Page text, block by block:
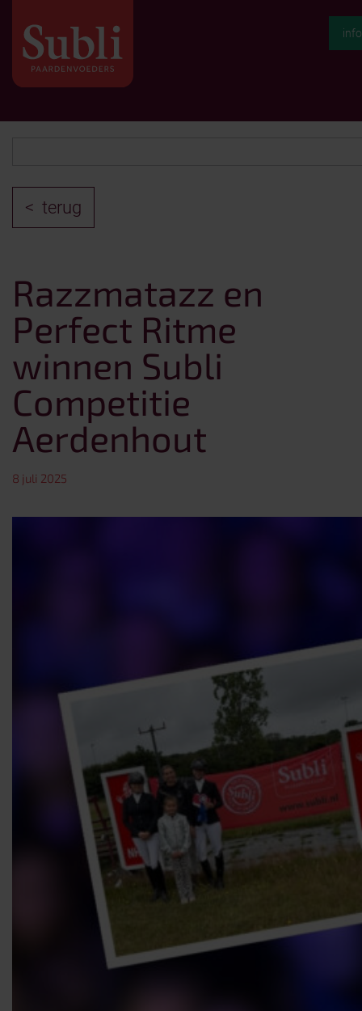
terug
Razzmatazz en
Perfect Ritme
winnen Subli
Competitie
Aerdenhout
8 juli 2025